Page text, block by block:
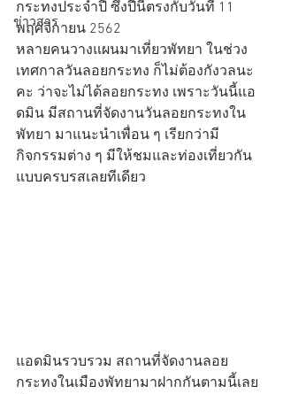
ข่าวสาร
กระทงประจำปี ซึ่งปีนี้ตรงกับวันที่ 11
พฤศจิกายน 2562
หลายคนวางแผนมาเที่ยวพัทยา ในช่วง
เทศกาลวันลอยกระทง ก็ไม่ต้องกังวลนะ
คะ ว่าจะไม่ได้ลอยกระทง เพราะวันนี้แอ
ดมิน มีสถานที่จัดงานวันลอยกระทงใน
พัทยา มาแนะนำเพื่อน ๆ เรียกว่ามี
กิจกรรมต่าง ๆ มีให้ชมและท่องเที่ยวกัน
แบบครบรสเลยทีเดียว
แอดมินรวบรวม สถานที่จัดงานลอย
กระทงในเมืองพัทยามาฝากกันตามนี้เลย